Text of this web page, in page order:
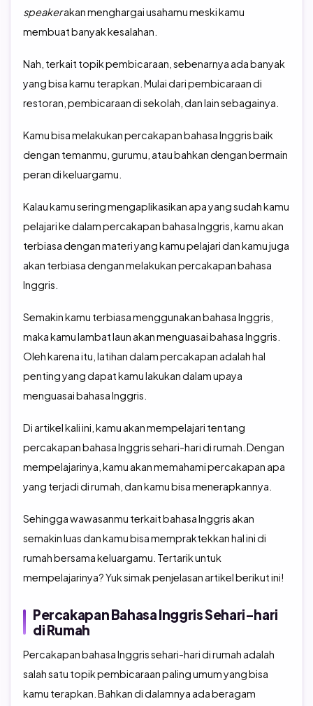
speakerakan menghargai usahamu meski kamu
membuat banyak kesalahan.
Nah, terkait topik pembicaraan, sebenarnya ada banyak
yang bisa kamu terapkan. Mulai dari pembicaraan di
restoran, pembicaraan di sekolah, dan lain sebagainya.
Kamu bisa melakukan percakapan bahasa Inggris baik
dengan temanmu, gurumu, atau bahkan dengan bermain
peran di keluargamu.
Kalau kamu sering mengaplikasikan apa yang sudah kamu
pelajari ke dalam percakapan bahasa Inggris, kamu akan
terbiasa dengan materi yang kamu pelajari dan kamu juga
akan terbiasa dengan melakukan percakapan bahasa
Inggris.
Semakin kamu terbiasa menggunakan bahasa Inggris,
maka kamu lambat laun akan menguasai bahasa Inggris.
Oleh karena itu, latihan dalam percakapan adalah hal
penting yang dapat kamu lakukan dalam upaya
menguasai bahasa Inggris.
Di artikel kali ini, kamu akan mempelajari tentang
percakapan bahasa Inggris sehari-hari di rumah. Dengan
mempelajarinya, kamu akan memahami percakapan apa
yang terjadi di rumah, dan kamu bisa menerapkannya.
Sehingga wawasanmu terkait bahasa Inggris akan
semakin luas dan kamu bisa mempraktekkan hal ini di
rumah bersama keluargamu. Tertarik untuk
mempelajarinya? Yuk simak penjelasan artikel berikut ini!
Percakapan Bahasa Inggris Sehari-hari
di Rumah
Percakapan bahasa Inggris sehari-hari di rumah adalah
salah satu topik pembicaraan paling umum yang bisa
kamu terapkan. Bahkan di dalamnya ada beragam